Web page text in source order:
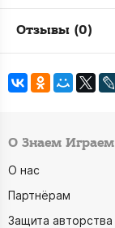
Отзывы (0)
О Знаем Играем
О нас
Партнёрам
Защита авторства